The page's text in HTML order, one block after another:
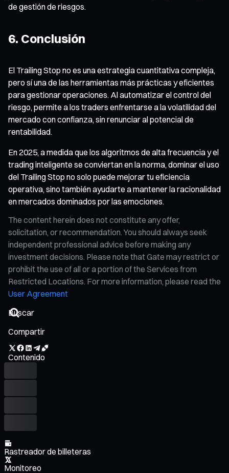
de gestión de riesgos.
6. Conclusión
El Trailing Stop no es una estrategia cuantitativa compleja,
pero sí una de las herramientas más prácticas y eficientes
para gestionar operaciones. Al automatizar el control del
riesgo, permite a los traders enfrentarse a la volatilidad del
mercado con confianza, sin renunciar al potencial de
rentabilidad.
En 2025, a medida que los algoritmos de alta frecuencia y el
trading inteligente se conviertan en la norma, dominar el uso
del Trailing Stop no solo puede mejorar tu eficiencia
operativa, sino también ayudarte a mantener la racionalidad
en mercados dominados por las emociones.
The content herein does not constitute any offer,
solicitation, or recommendation. You should always seek
independent professional advice before making any
investment decisions. Please note that Gate may restrict or
prohibit the use of all or a portion of the Services from
Restricted Locations. For more information, please read the
User Agreement
Compartir
Contenido
Rastreador de billeteras
Monitoreo